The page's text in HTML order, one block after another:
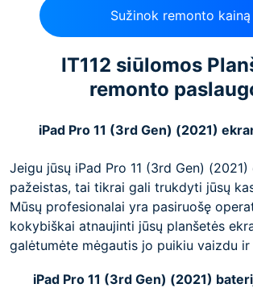
Sužinok remonto kainą
IT112 siūlomos
remonto
iPad Pro 11 (3rd Gen) (2021)
Jeigu jūsų iPad Pro 11 (3rd Gen) (2021)
pažeistas, tai tikrai gali trukdyti jūsų
Mūsų profesionalai yra pasiruošę
kokybiškai atnaujinti jūsų planšetės
galėtumėte mėgautis jo puikiu vaizdu ir
iPad Pro 11 (3rd Gen) (2021)